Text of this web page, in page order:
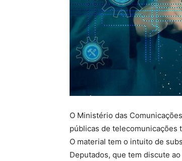
O Ministério das
públicas de telecomunicações
O material tem o intuito de
Deputados, que tem discute